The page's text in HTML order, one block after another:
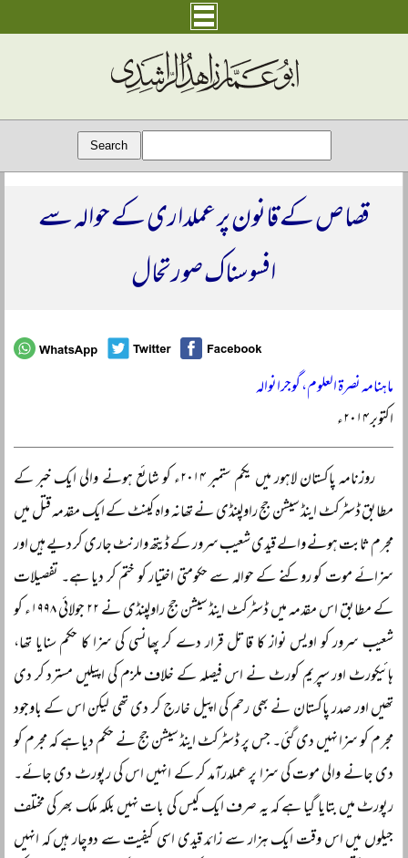
قصاص کے قانون پر عملداری کے حوالہ سے
افسوسناک صورتحال
ماہنامہ نصرۃ العلوم، گوجرانوالہ
اکتوبر ۲۰۱۴ء
روزنامہ پاکستان لاہور میں یکم ستمبر ۲۰۱۴ء کو شائع ہونے والی ایک خبر کے
مطابق ڈسٹرکٹ اینڈ سیشن جج راولپنڈی نے تھانہ واہ کینٹ کے ایک مقدمہ قتل میں
مجرم ثابت ہونے والے قیدی شعیب سرور کے ڈیتھ وارنٹ جاری کر دیے ہیں اور
سزائے موت کو روکنے کے حوالہ سے حکومتی اختیار کو ختم کر دیا ہے۔ تفصیلات
کے مطابق اس مقدمہ میں ڈسٹرکٹ اینڈ سیشن جج راولپنڈی نے ۲۲ جولائی ۱۹۹۸ء کو
شعیب سرور کو اویس نواز کا قاتل قرار دے کر پھانسی کی سزا کا حکم سنایا تھا،
ہائیکورٹ اور سپریم کورٹ نے اس فیصلہ کے خلاف ملزم کی اپیلیں مسترد کر دی
تھیں اور صدر پاکستان نے بھی رحم کی اپیل خارج کر دی تھی لیکن اس کے باوجود
مجرم کو سزا نہیں دی گئی۔ جس پر ڈسٹرکٹ اینڈ سیشن جج نے حکم دیا ہے کہ مجرم کو
دی جانے والی موت کی سزا پر عملدرآمد کر کے انہیں اس کی رپورٹ دی جائے۔
رپورٹ میں بتایا گیا ہے کہ یہ صرف ایک کیس کی بات نہیں بلکہ ملک بھر کی مختلف
جیلوں میں اس وقت ایک ہزار سے زائد قیدی اسی کیفیت سے دوچار ہیں کہ انہیں